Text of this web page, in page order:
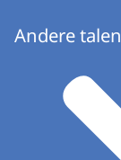
Andere talen